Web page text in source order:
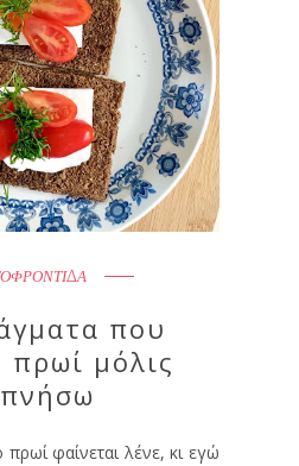
που
πρωί μόλις
φαίνεται λένε, κι εγώ